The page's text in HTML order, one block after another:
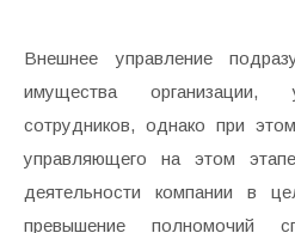
Внешнее управление
имущества организации,
сотрудников, однако при
управляющего на этом
деятельности компании в
превышение полномочий